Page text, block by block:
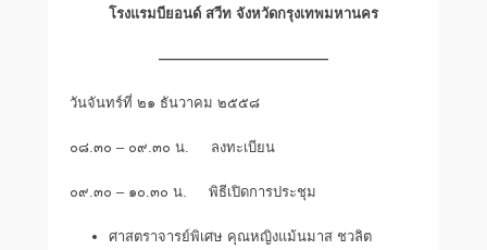
โรงแรมบียอนด์ สวีท จังหวัดกรุงเทพมหานคร
————————————
วันจันทร์ที่ ๒๑ ธันวาคม ๒๕๕๘
๐๘.๓๐ – ๐๙.๓๐ น. ลงทะเบียน
๐๙.๓๐ – ๑๐.๓๐ น. พิธีเปิดการประชุม
ศาสตราจารย์พิเศษ คุณหญิงแม้นมาส ชวลิต